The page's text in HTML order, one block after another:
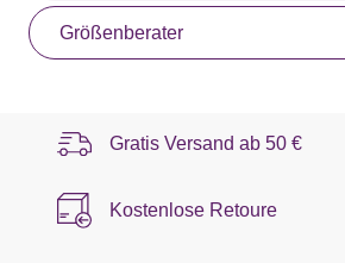
Größenberater
Gratis Versand ab 50 €
Kostenlose Retoure